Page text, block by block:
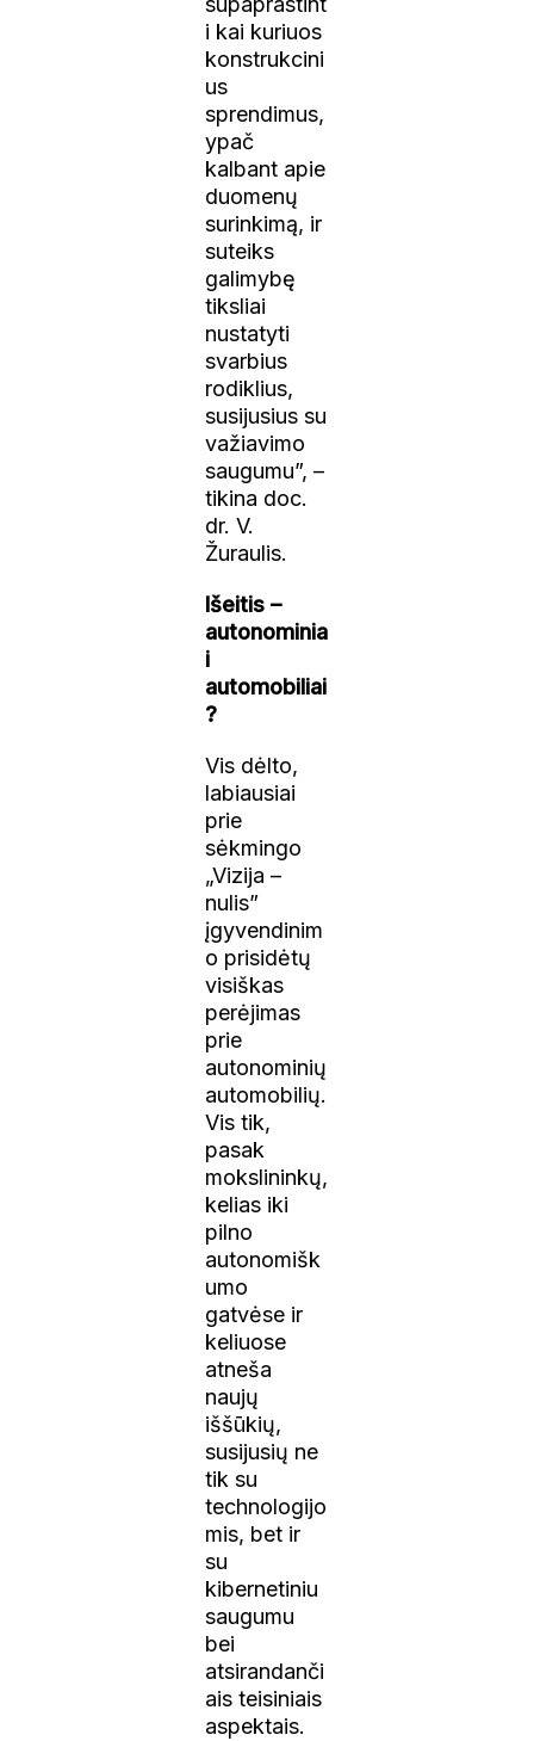
i kai kuriuos
konstrukcini
us
sprendimus,
ypač
kalbant apie
duomenų
surinkimą, ir
suteiks
galimybę
tiksliai
nustatyti
svarbius
rodiklius,
susijusius su
važiavimo
saugumu”, –
tikina doc.
dr. V.
Žuraulis.
Išeitis –
autonominia
i
automobiliai
?
Vis dėlto,
labiausiai
prie
sėkmingo
„Vizija –
nulis”
įgyvendinim
o prisidėtų
visiškas
perėjimas
prie
autonominių
automobilių.
Vis tik,
pasak
mokslininkų,
kelias iki
pilno
autonomišk
umo
gatvėse ir
keliuose
atneša
naujų
iššūkių,
susijusių ne
tik su
technologijo
mis, bet ir
su
kibernetiniu
saugumu
bei
atsirandanči
ais teisiniais
aspektais.